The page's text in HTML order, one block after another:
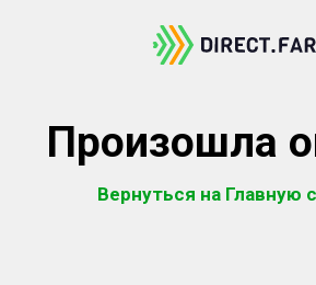
Произошла
Вернуться на Главную